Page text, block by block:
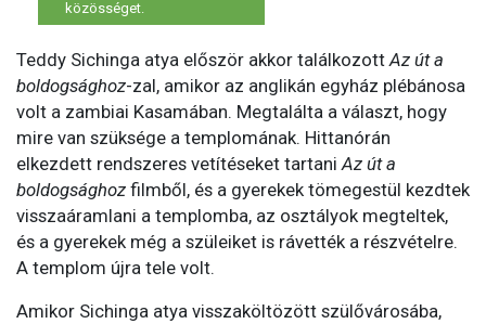
közösséget.
Teddy Sichinga atya először akkor találkozottAz út a
boldogsághoz-zal, amikor az anglikán egyház plébánosa
volt a zambiai Kasamában. Megtalálta a választ, hogy
mire van szüksége a templomának. Hittanórán
elkezdett rendszeres vetítéseket tartaniAz út a
boldogsághoz filmből, és a gyerekek tömegestül kezdtek
visszaáramlani a templomba, az osztályok megteltek,
és a gyerekek még a szüleiket is rávették a részvételre.
A templom újra tele volt.
Amikor Sichinga atya visszaköltözött szülővárosába,